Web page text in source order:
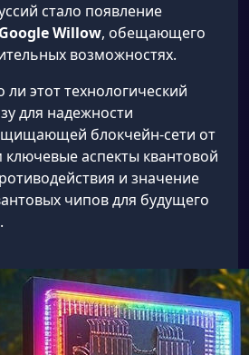
стало появление
Google Willow, обещающего
возможностях.
этот технологический
для надежности
блокчейн-сети от
ключевые аспекты квантовой
и значение
чипов для будущего